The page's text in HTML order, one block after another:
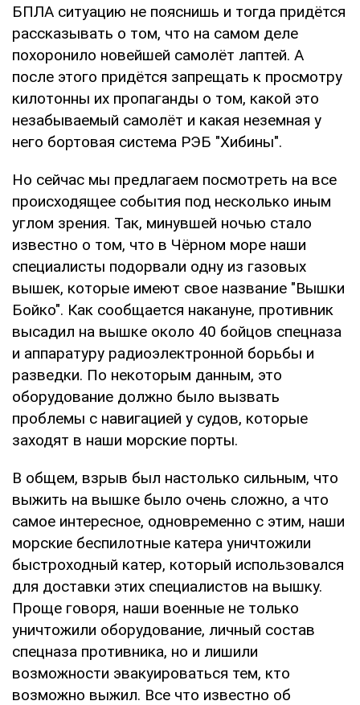
БПЛА ситуацию не пояснишь и тогда придётся
рассказывать о том, что на самом деле
похоронило новейшей самолёт лаптей. А
после этого придётся запрещать к просмотру
килотонны их пропаганды о том, какой это
незабываемый самолёт и какая неземная у
него бортовая система РЭБ "Хибины".
Но сейчас мы предлагаем посмотреть на все
происходящее события под несколько иным
углом зрения. Так, минувшей ночью стало
известно о том, что в Чёрном море наши
специалисты подорвали одну из газовых
вышек, которые имеют свое название "Вышки
Бойко". Как сообщается накануне, противник
высадил на вышке около 40 бойцов спецназа
и аппаратуру радиоэлектронной борьбы и
разведки. По некоторым данным, это
оборудование должно было вызвать
проблемы с навигацией у судов, которые
заходят в наши морские порты.
В общем, взрыв был настолько сильным, что
выжить на вышке было очень сложно, а что
самое интересное, одновременно с этим, наши
морские беспилотные катера уничтожили
быстроходный катер, который использовался
для доставки этих специалистов на вышку.
Проще говоря, наши военные не только
уничтожили оборудование, личный состав
спецназа противника, но и лишили
возможности эвакуироваться тем, кто
возможно выжил. Все что известно об